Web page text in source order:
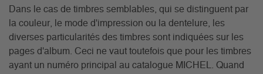
Dans le cas de timbres semblables, qui se distinguent par
la couleur, le mode d'impression ou la dentelure, les
diverses particularités des timbres sont indiquées sur les
pages d'album. Ceci ne vaut toutefois que pour les timbres
ayant un numéro principal au catalogue MICHEL. Quand